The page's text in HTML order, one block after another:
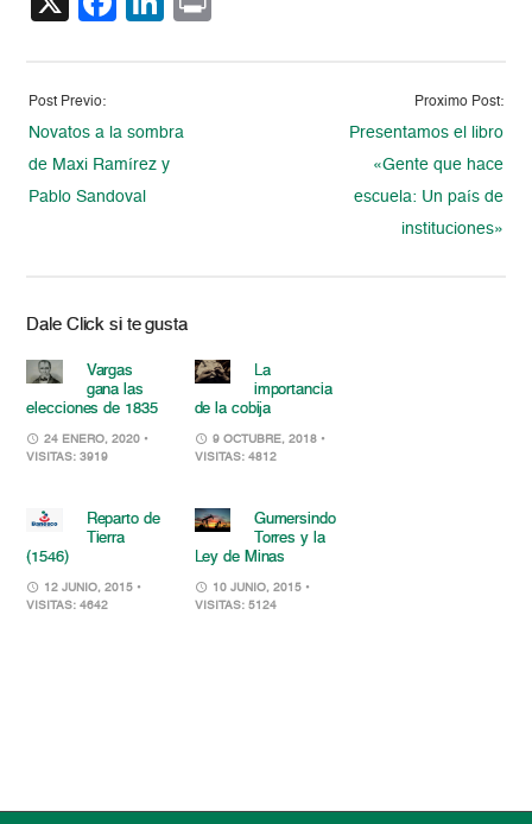
Post Previo:
Novatos a la sombra
de Maxi Ramírez y
Pablo Sandoval
Proximo Post:
Presentamos el libro
«Gente que hace
escuela: Un país de
instituciones»
Dale Click si te gusta
Vargas
gana las
elecciones de 1835
24 ENERO, 2020 •
VISITAS: 3919
La
importancia
de la cobija
9 OCTUBRE, 2018 •
VISITAS: 4812
Reparto de
Tierra
(1546)
12 JUNIO, 2015 •
VISITAS: 4642
Gumersindo
Torres y la
Ley de Minas
10 JUNIO, 2015 •
VISITAS: 5124